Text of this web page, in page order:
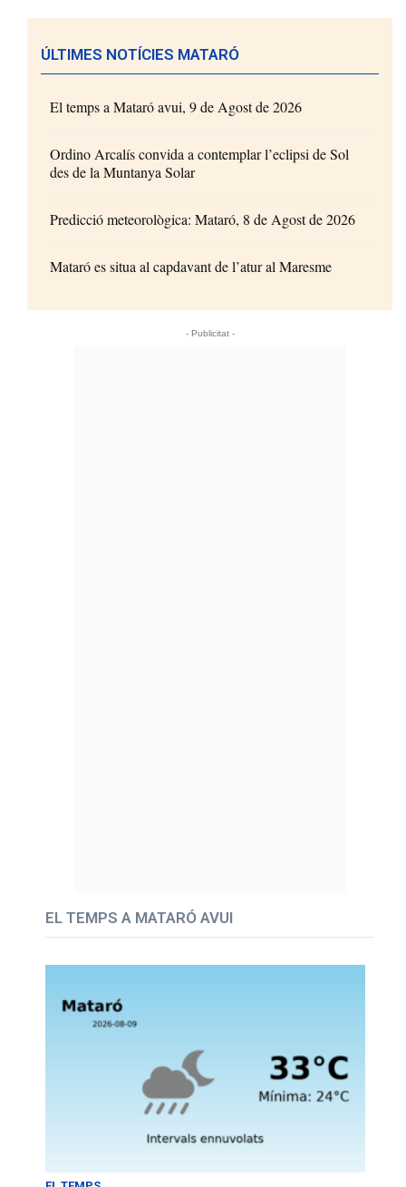
ÚLTIMES NOTÍCIES MATARÓ
El temps a Mataró avui, 9 de Agost de 2026
Ordino Arcalís convida a contemplar l’eclipsi de Sol
des de la Muntanya Solar
Predicció meteorològica: Mataró, 8 de Agost de 2026
Mataró es situa al capdavant de l’atur al Maresme
- Publicitat -
EL TEMPS A MATARÓ AVUI